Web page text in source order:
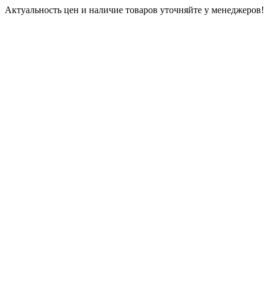
Актуальность цен и наличие товаров уточняйте у менеджеров!